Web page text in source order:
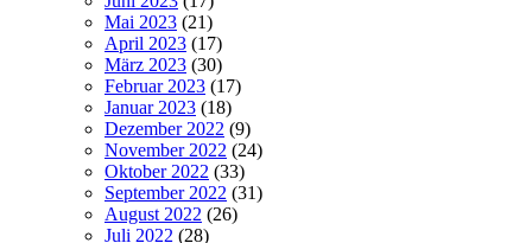
Mai 2023 (21)
April 2023 (17)
März 2023 (30)
Februar 2023 (17)
Januar 2023 (18)
Dezember 2022 (9)
November 2022 (24)
Oktober 2022 (33)
September 2022 (31)
August 2022 (26)
Juli 2022 (28)